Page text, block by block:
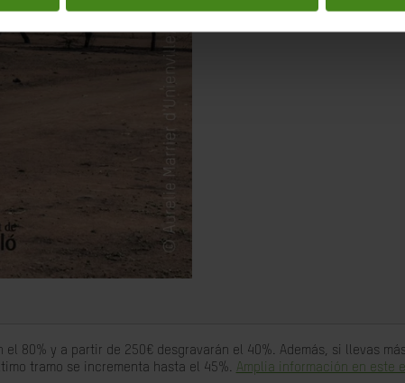
80% y a partir de 250€ desgravarán el 40%. Además, si llevas
tramo se incrementa hasta el 45%. Amplia información en este